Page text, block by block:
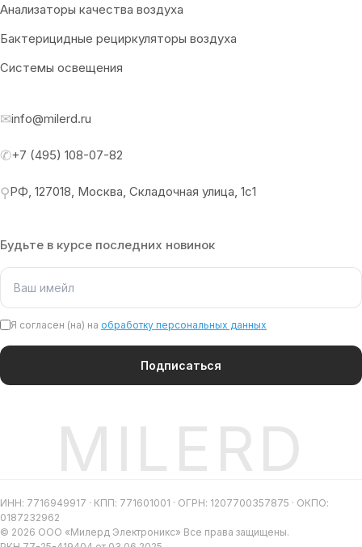
Анализаторы качества воздуха
Бактерицидные рециркуляторы воздуха
Системы освещения
✉info@milerd.ru
✆+7 (495) 108-07-82
⚲РФ, 127018, Москва, Складочная улица, 1с1
Будьте в курсе последних новинок
Я согласен (на) на обработку персональных данных
Подписаться
MILERD
ИНН: 7716949917 · КПП: 771601001 · ОГРН: 1207700357875 · ОКПО:
0187232962
© 2026 ООО «Милерд Электроникс» Все права защищены.